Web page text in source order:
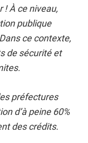
! À ce niveau,
publique
Dans ce contexte,
de sécurité et
préfectures
d’à peine 60%
des crédits.